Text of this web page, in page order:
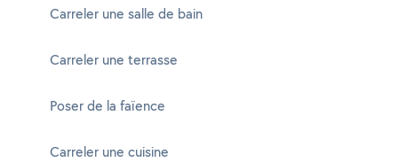
Carreler une salle de bain
Carreler une terrasse
Poser de la faïence
Carreler une cuisine